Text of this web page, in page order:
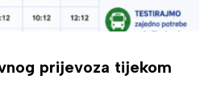
prijevoza tijekom